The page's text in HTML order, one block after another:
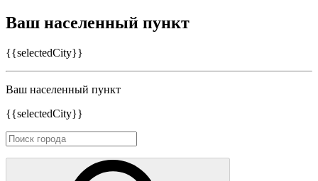
Ваш населенный пункт
{{selectedCity}}
Ваш населенный пункт
{{selectedCity}}